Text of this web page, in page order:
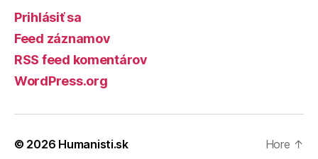
Prihlásiť sa
Feed záznamov
RSS feed komentárov
WordPress.org
© 2026 Humanisti.sk Hore ↑